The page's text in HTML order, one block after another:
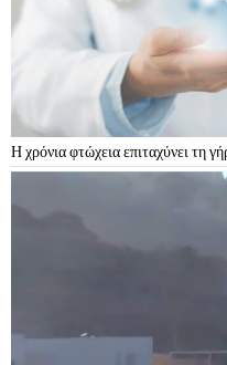
Η χρόνια φτώχεια επιταχύνει τη